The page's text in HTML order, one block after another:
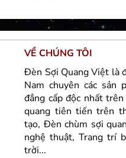
VỀ CHÚNG TÔI
Đèn Sợi Quang Việt là
Nam chuyên các sản
đẳng cấp độc nhất
quang tiên tiến trên
tạo, Đèn chùm sợi
nghệ thuật, Trang trí
trời...